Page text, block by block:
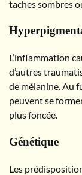
taches sombres
L’inflammation
d’autres
de mélanine. Au
peuvent se
plus foncée.
Génétique
Les